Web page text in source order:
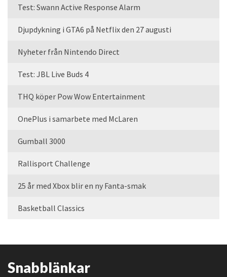
Test: Swann Active Response Alarm
Djupdykning i GTA6 på Netflix den 27 augusti
Nyheter från Nintendo Direct
Test: JBL Live Buds 4
THQ köper Pow Wow Entertainment
OnePlus i samarbete med McLaren
Gumball 3000
Rallisport Challenge
25 år med Xbox blir en ny Fanta-smak
Basketball Classics
Snabblänkar